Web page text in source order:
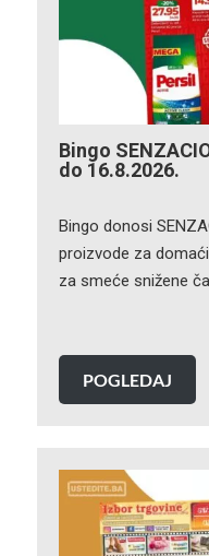
Bingo
do 16.8.2026.
Bingo donosi
proizvode za
za smeće snižene
POGLEDAJ